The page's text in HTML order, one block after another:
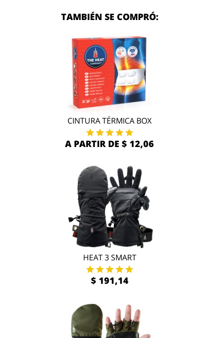
TAMBIÉN SE COMPRÓ:
CINTURA TÉRMICA BOX
A PARTIR DE $ 12,06
HEAT 3 SMART
$ 191,14